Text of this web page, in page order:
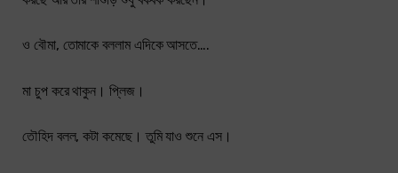
ও বৌমা, তোমাকে বললাম এদিকে আসতে….
মা চুপ করে থাকুন। প্লিজ।
তৌহিদ বলল, কটা কমেছে। তুমি যাও শুনে এস।